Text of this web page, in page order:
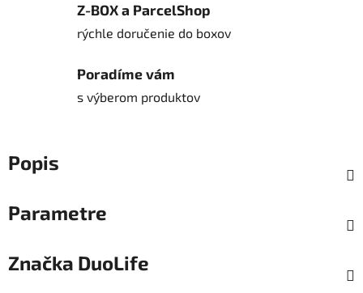
Z-BOX a ParcelShop
rýchle doručenie do boxov
Poradíme vám
s výberom produktov
Popis
Parametre
Značka DuoLife